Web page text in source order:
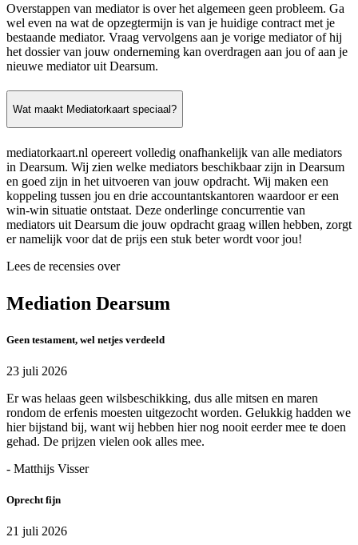
Overstappen van mediator is over het algemeen geen probleem. Ga
wel even na wat de opzegtermijn is van je huidige contract met je
bestaande mediator. Vraag vervolgens aan je vorige mediator of hij
het dossier van jouw onderneming kan overdragen aan jou of aan je
nieuwe mediator uit Dearsum.
Wat maakt Mediatorkaart speciaal?
mediatorkaart.nl opereert volledig onafhankelijk van alle mediators
in Dearsum. Wij zien welke mediators beschikbaar zijn in Dearsum
en goed zijn in het uitvoeren van jouw opdracht. Wij maken een
koppeling tussen jou en drie accountantskantoren waardoor er een
win-win situatie ontstaat. Deze onderlinge concurrentie van
mediators uit Dearsum die jouw opdracht graag willen hebben, zorgt
er namelijk voor dat de prijs een stuk beter wordt voor jou!
Lees de recensies over
Mediation Dearsum
Geen testament, wel netjes verdeeld
23 juli 2026
Er was helaas geen wilsbeschikking, dus alle mitsen en maren
rondom de erfenis moesten uitgezocht worden. Gelukkig hadden we
hier bijstand bij, want wij hebben hier nog nooit eerder mee te doen
gehad. De prijzen vielen ook alles mee.
- Matthijs Visser
Oprecht fijn
21 juli 2026